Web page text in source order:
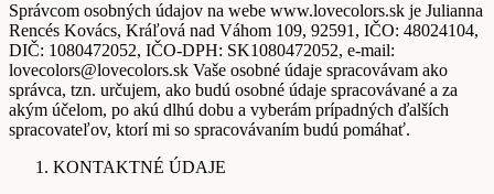
Správcom osobných údajov na webe www.lovecolors.sk je Julianna
Rencés Kovács, Kráľová nad Váhom 109, 92591, IČO: 48024104,
DIČ: 1080472052, IČO-DPH: SK1080472052, e-mail:
lovecolors@lovecolors.sk Vaše osobné údaje spracovávam ako
správca, tzn. určujem, ako budú osobné údaje spracovávané a za
akým účelom, po akú dlhú dobu a vyberám prípadných ďalších
spracovateľov, ktorí mi so spracovávaním budú pomáhať.
KONTAKTNÉ ÚDAJE